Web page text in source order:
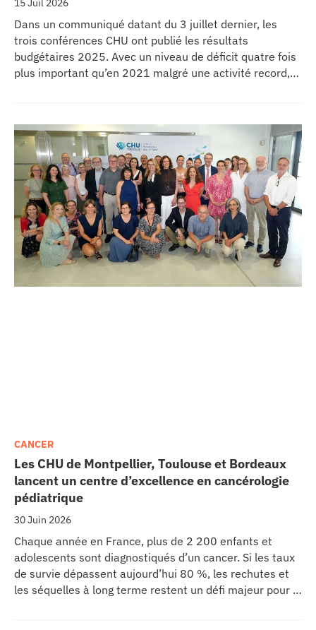
15 Juil 2026
Dans un communiqué datant du 3 juillet dernier, les
trois conférences CHU ont publié les résultats
budgétaires 2025. Avec un niveau de déficit quatre fois
plus important qu’en 2021 malgré une activité record,
Les CHU de Montpellier, Toulouse et Bordeaux
lancent un centre d’excellence en cancérologie
pédiatrique
30 Juin 2026
CANCER
Chaque année en France, plus de 2 200 enfants et
adolescents sont diagnostiqués d’un cancer. Si les taux
de survie dépassent aujourd’hui 80 %, les rechutes et
les séquelles à long terme restent un défi majeur pour la